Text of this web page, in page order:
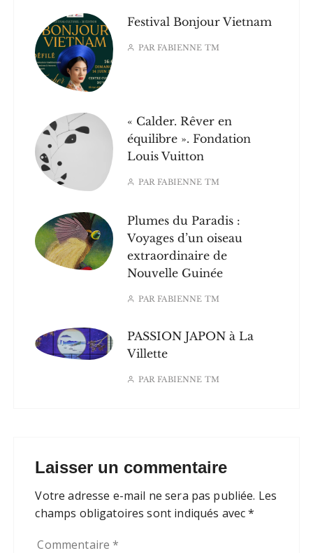
Festival Bonjour Vietnam
PARFABIENNE TM
« Calder. Rêver en
équilibre ». Fondation
Louis Vuitton
PARFABIENNE TM
Plumes du Paradis :
Voyages d’un oiseau
extraordinaire de
Nouvelle Guinée
PARFABIENNE TM
PASSION JAPON à La
Villette
PARFABIENNE TM
Laisser un commentaire
Votre adresse e-mail ne sera pas publiée. Les
champs obligatoires sont indiqués avec*
Commentaire*